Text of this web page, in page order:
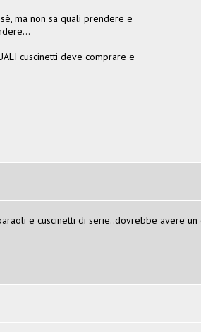
ma non sa quali prendere e
cuscinetti deve comprare e
e cuscinetti di serie..dovrebbe avere